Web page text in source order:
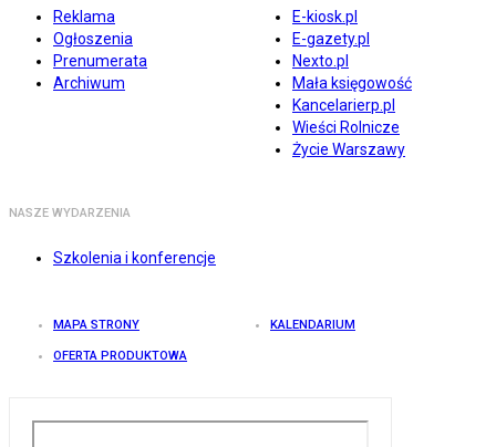
Reklama
Ogłoszenia
Prenumerata
Archiwum
E-kiosk.pl
E-gazety.pl
Nexto.pl
Mała księgowość
Kancelarierp.pl
Wieści Rolnicze
Życie Warszawy
NASZE WYDARZENIA
Szkolenia i konferencje
MAPA STRONY KALENDARIUM
OFERTA PRODUKTOWA